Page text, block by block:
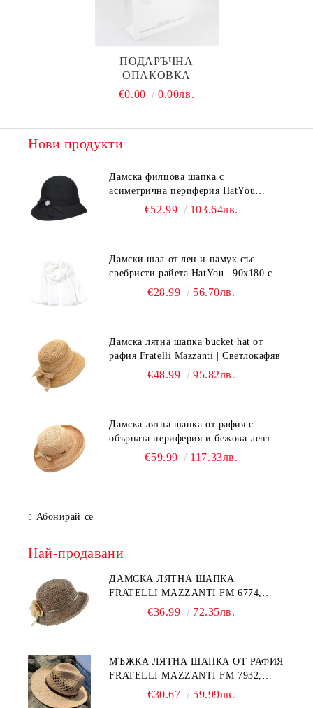
ПОДАРЪЧНА
ОПАКОВКА
€0.00
0.00лв.
Нови продукти
Дамска филцова шапка с
асиметрична периферия HatYou
CF0376 | Черен
€52.99 103.64лв.
Дамски шал от лен и памук със
сребристи райета HatYou | 90x180 см |
€28.99 56.70лв.
Дамска лятна шапка bucket hat от
рафия Fratelli Mazzanti | Светлокафяв
€48.99 95.82лв.
Дамска лятна шапка от рафия с
обърната периферия и бежова лента
Fratelli Mazzanti | Натурален
€59.99 117.33лв.
Абонирай се
Най-продавани
ДАМСКА ЛЯТНА ШАПКА
FRATELLI MAZZANTI FM 6774,
НАТУРАЛЕН/ЖЪЛТО ЦВЕТЕ
€36.99 72.35лв.
МЪЖКА ЛЯТНА ШАПКА ОТ РАФИЯ
FRATELLI MAZZANTI FM 7932,
НАТУРАЛЕН
€30.67 59.99лв.